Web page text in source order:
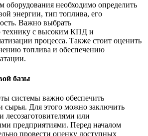
оборудования необходимо определить
энергии, тип топлива, его
Важно выбрать
технику с высоким КПД и
процесса. Также стоит оценить
топлива и обеспечению
базы
системы важно обеспечить
сырья. Для этого можно заключить
лесозаготовителями или
предприятиями. Перед началом
провести оценку доступных